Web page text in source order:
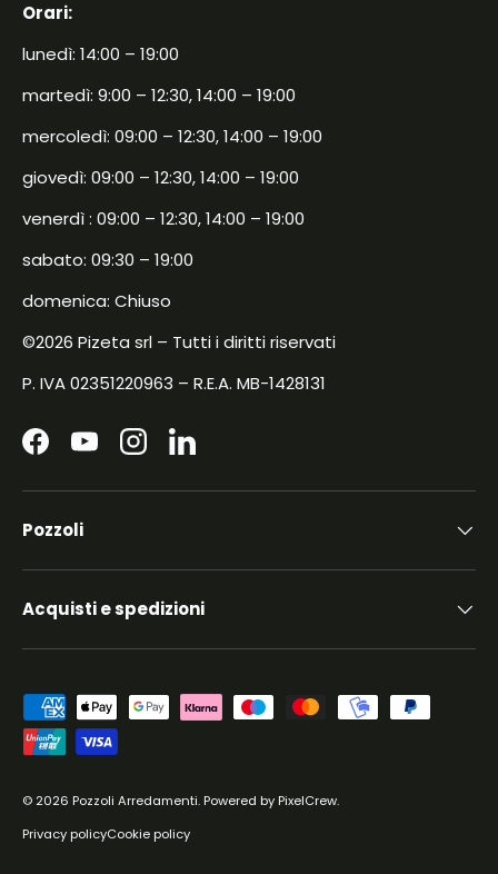
Orari:
lunedì: 14:00 – 19:00
martedì: 9:00 – 12:30, 14:00 – 19:00
mercoledì: 09:00 – 12:30, 14:00 – 19:00
giovedì: 09:00 – 12:30, 14:00 – 19:00
venerdì : 09:00 – 12:30, 14:00 – 19:00
sabato: 09:30 – 19:00
domenica: Chiuso
©2026 Pizeta srl – Tutti i diritti riservati
P. IVA 02351220963 – R.E.A. MB-1428131
FacebookYouTubeInstagramLinkedIn
Pozzoli
Acquisti e spedizioni
Metodi di pagamento accettati
© 2026 Pozzoli Arredamenti.Powered byPixelCrew.
Privacy policyCookie policy